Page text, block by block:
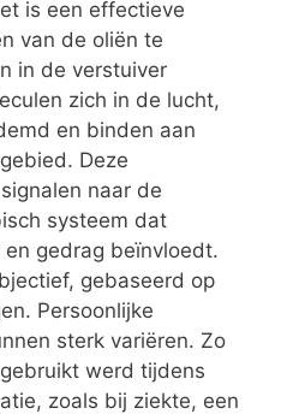
is een effectieve
van de oliën te
in de verstuiver
zich in de lucht,
en binden aan
Deze
naar de
systeem dat
gedrag beïnvloedt.
gebaseerd op
Persoonlijke
sterk variëren. Zo
werd tijdens
zoals bij ziekte, een